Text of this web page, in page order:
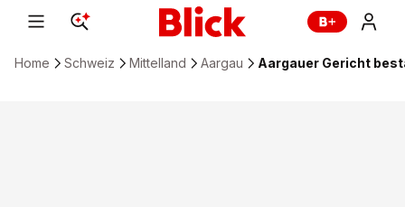
Home Schweiz Mittelland Aargau Aargauer Gericht